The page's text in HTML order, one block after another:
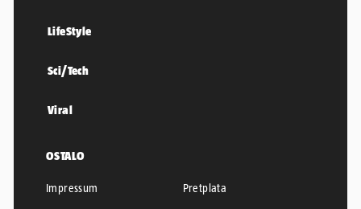
LifeStyle
Sci/Tech
Viral
OSTALO
Impressum
Pretplata